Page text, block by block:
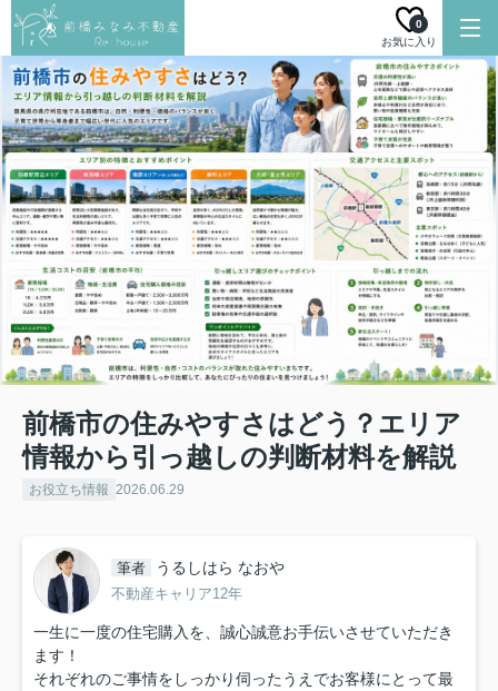
お気に入り
0
前橋市の住みやすさはどう？エリア
情報から引っ越しの判断材料を解説
お役立ち情報 2026.06.29
筆者 うるしはら なおや
不動産キャリア12年
一生に一度の住宅購入を、誠心誠意お手伝いさせていただき
ます！
それぞれのご事情をしっかり伺ったうえでお客様にとって最